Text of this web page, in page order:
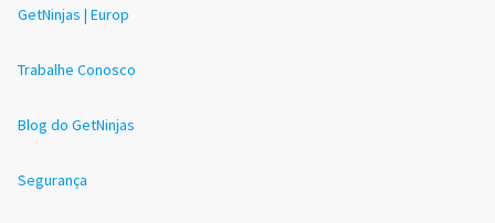
GetNinjas | Europ
Trabalhe Conosco
Blog do GetNinjas
Segurança